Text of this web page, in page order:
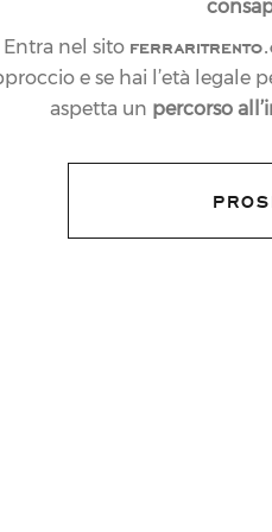
Entra nel sito
e se hai l’età legale
aspetta un percorso